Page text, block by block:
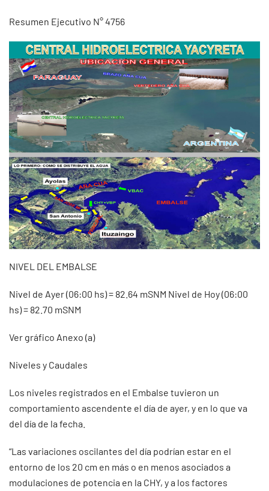
Resumen Ejecutivo N° 4756
NIVEL DEL EMBALSE
Nivel de Ayer (06:00 hs) = 82.64 mSNM Nivel de Hoy (06:00
hs) = 82.70 mSNM
Ver gráfico Anexo (a)
Niveles y Caudales
Los niveles registrados en el Embalse tuvieron un
comportamiento ascendente el día de ayer, y en lo que va
del día de la fecha.
“Las variaciones oscilantes del día podrían estar en el
entorno de los 20 cm en más o en menos asociados a
modulaciones de potencia en la CHY, y a los factores